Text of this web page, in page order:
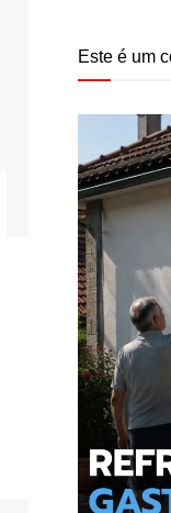
Este é um